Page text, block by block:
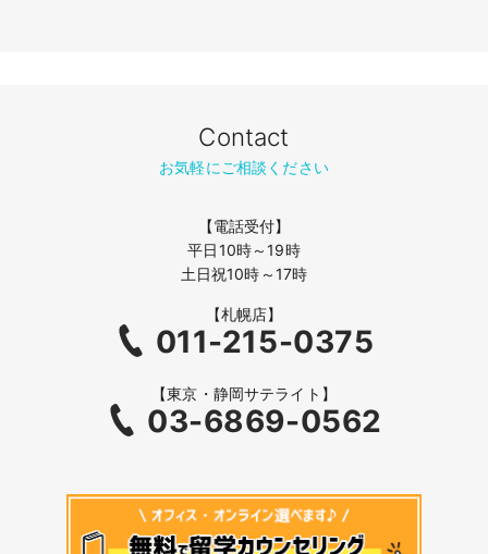
Contact
お気軽にご相談ください
【電話受付】
平日10時～19時
土日祝10時～17時
【札幌店】
011-215-0375
【東京・静岡サテライト】
03-6869-0562